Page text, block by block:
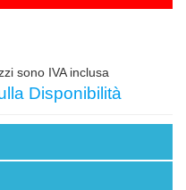
sono IVA inclusa
Disponibilità